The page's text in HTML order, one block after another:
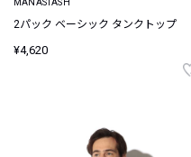
MANASTASH
2パック ベーシック タンクトップ
¥4,620